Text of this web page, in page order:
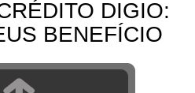
DIGIO:
BENEFÍCIO